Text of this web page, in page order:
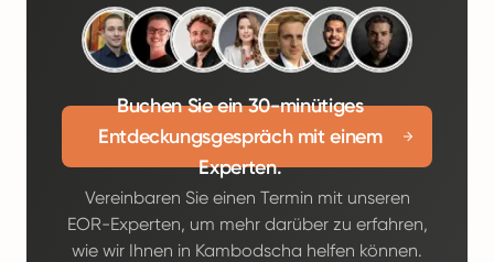
Buchen Sie ein 30-minütiges
Entdeckungsgespräch mit einem
Experten.
Vereinbaren Sie einen Termin mit unseren
EOR-Experten, um mehr darüber zu erfahren,
wie wir Ihnen in Kambodscha helfen können.